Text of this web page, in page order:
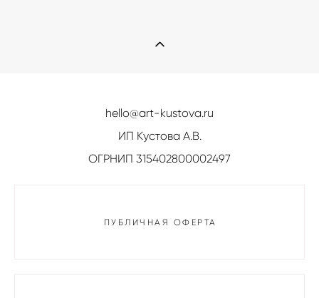
hello@art-kustova.ru
ИП Кустова А.В.
ОГРНИП 315402800002497
ПУБЛИЧНАЯ ОФЕРТА